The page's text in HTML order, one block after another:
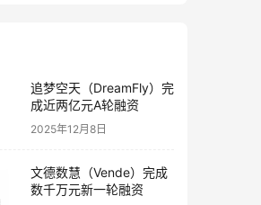
追梦空天（DreamFly）完
成近两亿元A轮融资
2025年12月8日
文德数慧（Vende）完成
数千万元新一轮融资